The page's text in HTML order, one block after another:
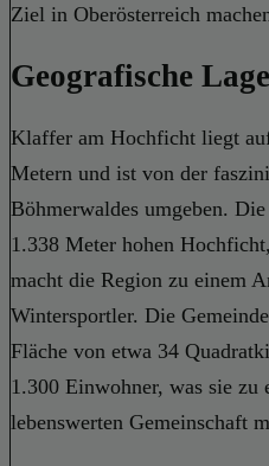
Ziel in Oberösterreich
Geografische
Klaffer am Hochficht liegt
Metern und ist von der
Böhmerwaldes umgeben.
1.338 Meter hohen
macht die Region zu einem
Wintersportler. Die
Fläche von etwa 34
1.300 Einwohner, was sie zu
lebenswerten Gemeinschaft